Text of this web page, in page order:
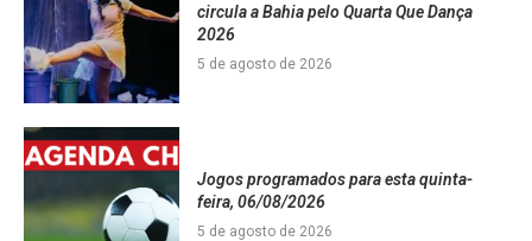
circula a Bahia pelo Quarta Que Dança
2026
5 de agosto de 2026
Jogos programados para esta quinta-
feira, 06/08/2026
5 de agosto de 2026